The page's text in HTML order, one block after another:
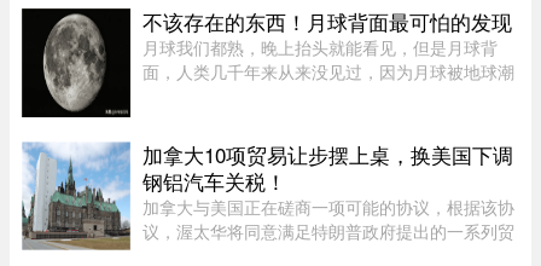
灵异能，3岁就认出姜厚任，时隔39年“重逢”，彼
此有七世情缘，离奇的相恋 ...
不该存在的东西！月球背面最可怕的发现
月球我们都熟，晚上抬头就能看见，但是月球背
面，人类几千年来从来没见过，因为月球被地球潮
面一样拥有14天一轮的完整白 ...
加拿大10项贸易让步摆上桌，换美国下调
钢铝汽车关税！
加拿大与美国正在磋商一项可能的协议，根据该协
议，渥太华将同意满足特朗普政府提出的一系列贸